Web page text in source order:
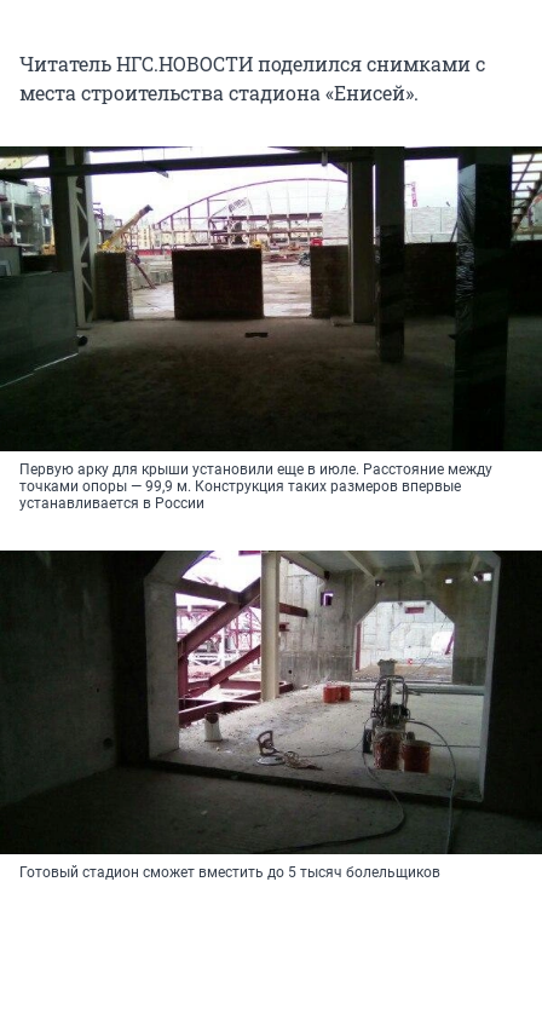
Читатель НГС.НОВОСТИ поделился снимками с
места строительства стадиона «Енисей».
Первую арку для крыши установили еще в июле. Расстояние между
точками опоры — 99,9 м. Конструкция таких размеров впервые
устанавливается в России
Готовый стадион сможет вместить до 5 тысяч болельщиков